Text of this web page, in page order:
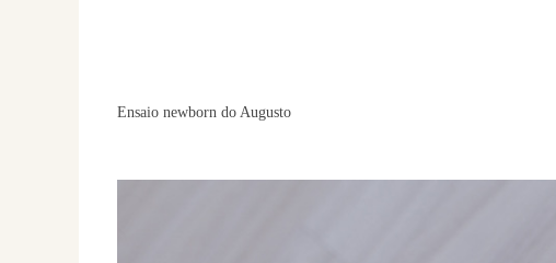
Ensaio newborn do Augusto